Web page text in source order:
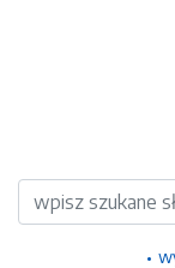
Wyszukiwarka